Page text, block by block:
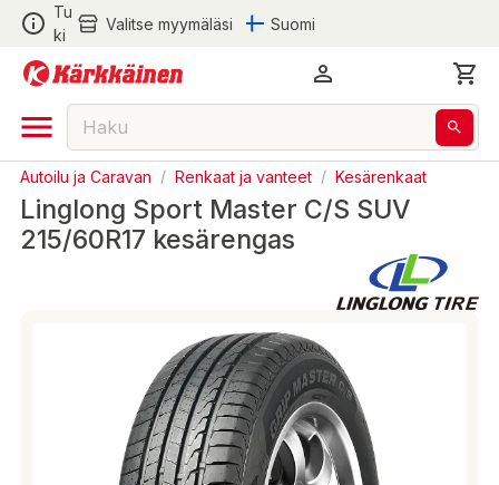
Tu
ki
Valitse myymäläsi Suomi
Autoilu ja Caravan / Renkaat ja vanteet / Kesärenkaat
Linglong Sport Master C/S SUV
215/60R17 kesärengas